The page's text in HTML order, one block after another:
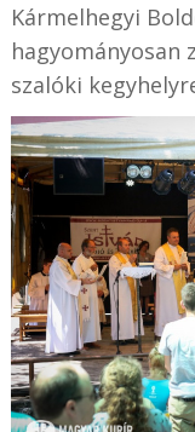
Kármelhegyi
hagyományosan
szalóki